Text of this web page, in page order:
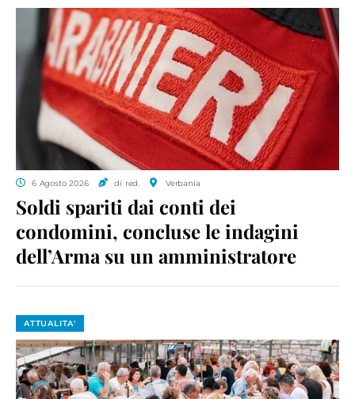
6 Agosto 2026 di red. Verbania
Soldi spariti dai conti dei
condomini, concluse le indagini
dell’Arma su un amministratore
ATTUALITA'